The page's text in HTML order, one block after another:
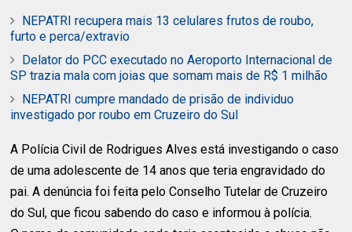
NEPATRI recupera mais 13 celulares frutos de roubo,
furto e perca/extravio
Delator do PCC executado no Aeroporto Internacional de
SP trazia mala com joias que somam mais de R$ 1 milhão
NEPATRI cumpre mandado de prisão de individuo
investigado por roubo em Cruzeiro do Sul
A Polícia Civil de Rodrigues Alves está investigando o caso
de uma adolescente de 14 anos que teria engravidado do
pai. A denúncia foi feita pelo Conselho Tutelar de Cruzeiro
do Sul, que ficou sabendo do caso e informou à polícia.